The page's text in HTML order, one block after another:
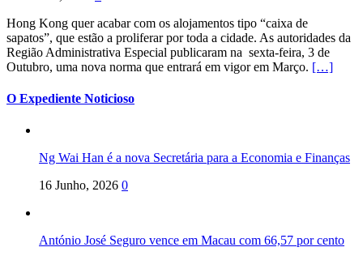
Hong Kong quer acabar com os alojamentos tipo “caixa de
sapatos”, que estão a proliferar por toda a cidade. As autoridades da
Região Administrativa Especial publicaram na sexta-feira, 3 de
Outubro, uma nova norma que entrará em vigor em Março. […]
O Expediente Noticioso
Ng Wai Han é a nova Secretária para a Economia e Finanças
16 Junho, 2026 0
António José Seguro vence em Macau com 66,57 por cento